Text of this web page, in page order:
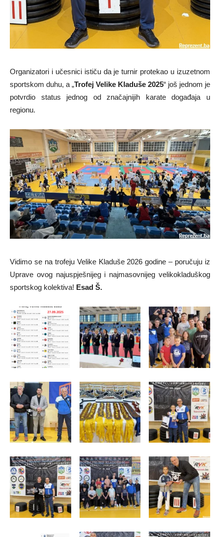
Organizatori i učesnici ističu da je turnir protekao u izuzetnom
sportskom duhu, a „Trofej Velike Kladuše 2025“ još jednom je
potvrdio status jednog od značajnijih karate događaja u
regionu.
Vidimo se na trofeju Velike Kladuše 2026 godine – poručuju iz
Uprave ovog najuspješnijeg i najmasovnijeg velikokladuškog
sportskog kolektiva! Esad Š.